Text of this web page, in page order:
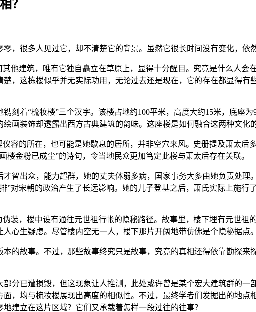
？
，很多人见过它，却不清楚它的背景。虽然它很长时间没有变化，依
他建筑，唯有它独自矗立在草原上，显得十分醒目。究竟是什么人会
，这栋楼似乎并无实际功用，无论过去还是现在，它的存在都显得有
刻着“梳妆楼”三个汉字。该楼占地约100平米，高度大约15米，底座
画装饰却透露出西方古典建筑的韵味。这座楼是如何融合这两种文化
容的所在，也可能是她歇息的居所，并非空穴来风。史册提及萧太后
金粉已成尘”的诗句，令当地民众更加笃定此楼与萧太后存在关联。
智出众，能力超群，她的丈夫体弱多病，国家事务大多由她负责处理
对宋朝的政治产生了长远影响。她的儿子登基之后，萧氏实际上施行
装，楼中设有通往元世祖行帐的隐秘路径。故事里，楼下埋有元世祖
心生疑虑。尽管楼内空无一人，楼下那片开阔地带仿佛是个隐秘据点。
的故事。不过，那些故事终究只是故事，究竟的真相还得依靠勘探来
分已遭损毁，但这现象让人推测，此处或许曾是某个宏大建筑群的一
，均与梳妆楼展现出高度的相似性。不过，最终学者们发掘出的地点
建立在这片区域？它们又承载着怎样一段过往的往事？